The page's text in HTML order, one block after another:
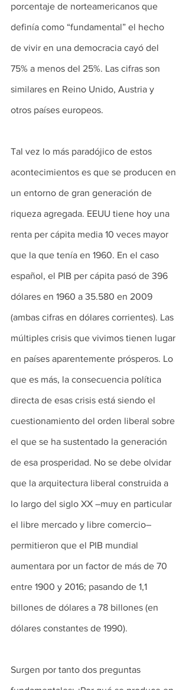
porcentaje de norteamericanos que
definía como “fundamental” el hecho
de vivir en una democracia cayó del
75% a menos del 25%. Las cifras son
similares en Reino Unido, Austria y
otros países europeos.
Tal vez lo más paradójico de estos
acontecimientos es que se producen en
un entorno de gran generación de
riqueza agregada. EEUU tiene hoy una
renta per cápita media 10 veces mayor
que la que tenía en 1960. En el caso
español, el PIB per cápita pasó de 396
dólares en 1960 a 35.580 en 2009
(ambas cifras en dólares corrientes). Las
múltiples crisis que vivimos tienen lugar
en países aparentemente prósperos. Lo
que es más, la consecuencia política
directa de esas crisis está siendo el
cuestionamiento del orden liberal sobre
el que se ha sustentado la generación
de esa prosperidad. No se debe olvidar
que la arquitectura liberal construida a
lo largo del siglo XX –muy en particular
el libre mercado y libre comercio–
permitieron que el PIB mundial
aumentara por un factor de más de 70
entre 1900 y 2016; pasando de 1,1
billones de dólares a 78 billones (en
dólares constantes de 1990).
Surgen por tanto dos preguntas